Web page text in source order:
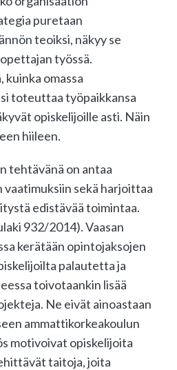
puretaan
teoiksi, näkyy se
työssä.
omassa
toteuttaa työpaikkansa
opiskelijoille asti. Näin
hiileen.
tehtävänä on antaa
vaatimuksiin sekä harjoittaa
edistävää toimintaa.
932/2014). Vaasan
kerätään opintojaksojen
palautetta ja
toivotaankin lisää
Ne eivät ainoastaan
ammattikorkeakoulun
motivoivat opiskelijoita
taitoja, joita